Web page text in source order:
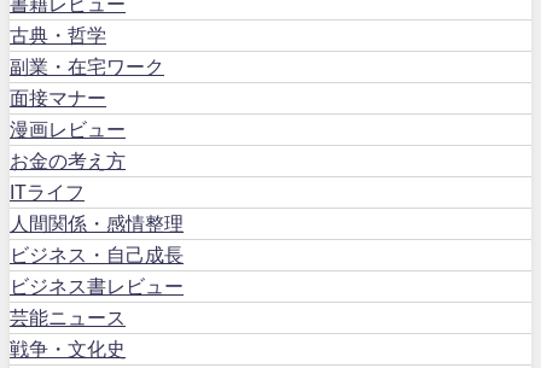
古典・哲学
副業・在宅ワーク
面接マナー
漫画レビュー
お金の考え方
ITライフ
人間関係・感情整理
ビジネス・自己成長
ビジネス書レビュー
芸能ニュース
戦争・文化史